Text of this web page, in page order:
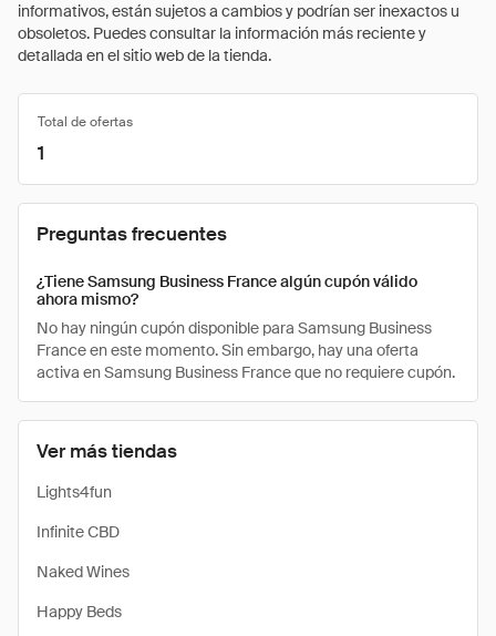
informativos, están sujetos a cambios y podrían ser inexactos u
obsoletos. Puedes consultar la información más reciente y
detallada en el sitio web de la tienda.
Ver más tiendas
Lights4fun
Infinite CBD
Naked Wines
Happy Beds
Total de ofertas
1
Preguntas frecuentes
¿Tiene Samsung Business France algún cupón válido
ahora mismo?
No hay ningún cupón disponible para Samsung Business
France en este momento. Sin embargo, hay una oferta
activa en Samsung Business France que no requiere cupón.